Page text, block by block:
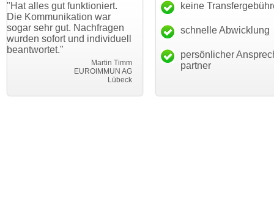
funktioniert.
war
Nachfragen
und individuell
"Danke für den schnellen
Transfer und guten Service!"
Thomas Schäfer
i can eckert communication GmbH
"Ich bin
haben.
mein
keine
schnelle Abwicklung
persönlicher
partner